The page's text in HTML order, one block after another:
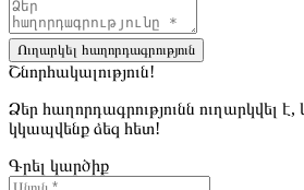
Ուղարկել հաղորդագրություն
Շնորհակալություն!
Ձեր հաղորդագրությունն ուղարկվել է,
կկապվենք ձեզ հետ!
Գրել կարծիք